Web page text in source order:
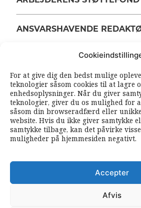
For at give dig den bedst mulige
teknologier såsom cookies til at lagre
enhedsoplysninger. Når du giver
teknologier, giver du os mulighed for
såsom din browseradfærd eller unikke
website. Hvis du ikke giver samtykke
samtykke tilbage, kan det påvirke
muligheder på hjemmesiden negativt.
Accepter
Afvis
ANSVARSHAVENDE
SOUNDCLOUD
FØLG